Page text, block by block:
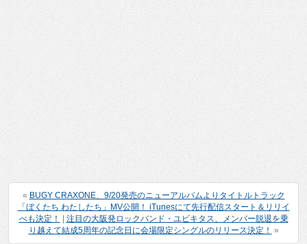
« BUGY CRAXONE、9/20発売のニューアルバムよりタイトルトラック
「ぼくたち わたしたち」MV公開！ iTunesにて先行配信スタート＆リリイ
べも決定！
| 注目の大阪発ロックバンド・ユビキタス、メンバー脱退を乗
り越えて結成5周年の記念日に会場限定シングルのリリース決定！ »